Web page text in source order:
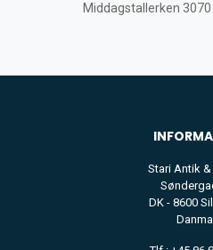
Middagstallerken
Stari Antik
DK - 8600